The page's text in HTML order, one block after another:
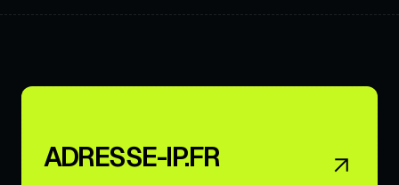
ADRESSE-IP.FR